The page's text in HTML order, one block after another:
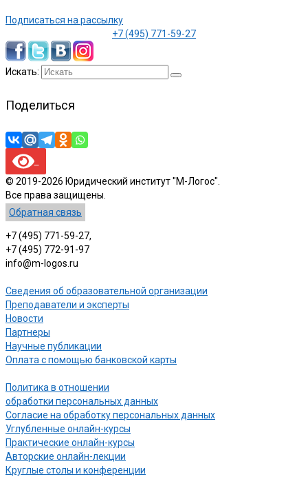
Подписаться на рассылку
+7 (495) 771-59-27
Искать:
Поделиться
© 2019-2026 Юридический институт "М-Логос".
Все права защищены.
Обратная связь
+7 (495) 771-59-27,
+7 (495) 772-91-97
info@m-logos.ru
Сведения об образовательной организации
Преподаватели и эксперты
Новости
Партнеры
Научные публикации
Оплата с помощью банковской карты
Политика в отношении
обработки персональных данных
Согласие на обработку персональных данных
Углубленные онлайн-курсы
Практические онлайн-курсы
Авторские онлайн-лекции
Круглые столы и конференции